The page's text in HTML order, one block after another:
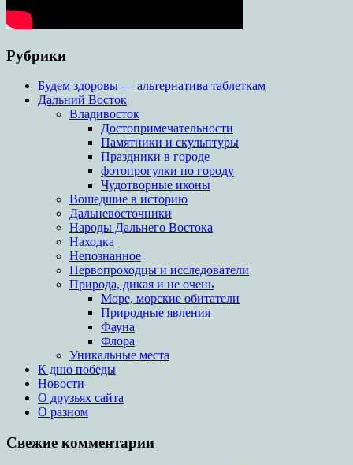
Рубрики
Будем здоровы — альтернатива таблеткам
Дальний Восток
Владивосток
Достопримечательности
Памятники и скульптуры
Праздники в городе
фотопрогулки по городу
Чудотворные иконы
Вошедшие в историю
Дальневосточники
Народы Дальнего Востока
Находка
Непознанное
Первопроходцы и исследователи
Природа, дикая и не очень
Море, морские обитатели
Природные явления
Фауна
Флора
Уникальные места
К дню победы
Новости
О друзьях сайта
О разном
Свежие комментарии